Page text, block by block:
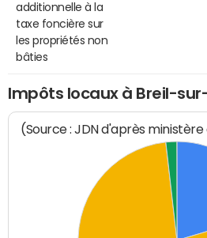
additionnelle à la
taxe foncière sur
les propriétés non
bâties
Impôts locaux à Breil-
(Source : JDN d'après